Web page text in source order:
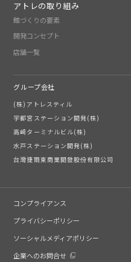
アトレの取り組み
館づくりの要素
開発コンセプト
店舗一覧
グループ会社
(株)アトレスティル
宇都宮ステーション開発(株)
高崎ターミナルビル(株)
水戸ステーション開発(株)
台灣捷爾東商業開發股份有限公司
コンプライアンス
プライバシーポリシー
ソーシャルメディアポリシー
企業へのお問合せ